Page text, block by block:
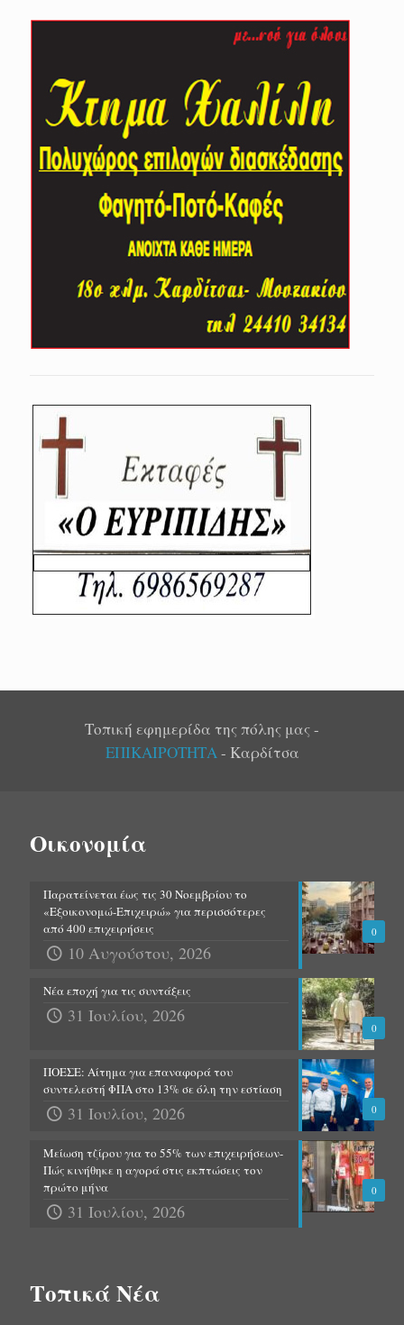
Τοπική εφημερίδα της πόλης μας -
ΕΠΙΚΑΙΡΟΤΗΤΑ- Καρδίτσα
Οικονομία
0
Παρατείνεται έως τις 30 Νοεμβρίου το
«Εξοικονομώ-Επιχειρώ» για περισσότερες
από 400 επιχειρήσεις
10 Αυγούστου, 2026
0
Νέα εποχή για τις συντάξεις
31 Ιουλίου, 2026
0
ΠΟΕΣΕ: Αίτημα για επαναφορά του
συντελεστή ΦΠΑ στο 13% σε όλη την εστίαση
31 Ιουλίου, 2026
0
Μείωση τζίρου για το 55% των επιχειρήσεων-
Πώς κινήθηκε η αγορά στις εκπτώσεις τον
πρώτο μήνα
31 Ιουλίου, 2026
Τοπικά Νέα